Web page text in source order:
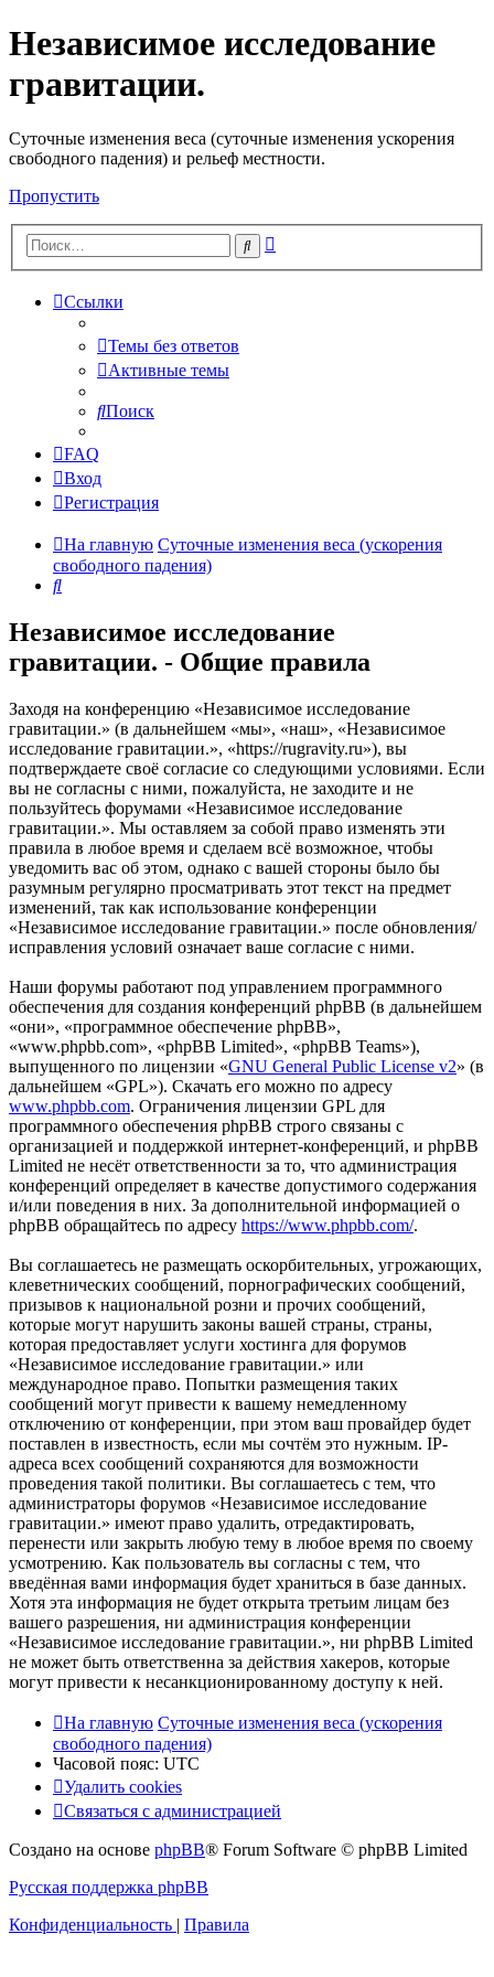
Независимое исследование
гравитации.
Cуточные изменения веса (суточные изменения ускорения
свободного падения) и рельеф местности.
Пропустить
Поиск
Ссылки
Темы без ответов
Активные темы
Поиск
FAQ
Вход
Регистрация
На главную Суточные изменения веса (ускорения
свободного падения)
Поиск
Независимое исследование
гравитации. - Общие правила
Заходя на конференцию «Независимое исследование
гравитации.» (в дальнейшем «мы», «наш», «Независимое
исследование гравитации.», «https://rugravity.ru»), вы
подтверждаете своё согласие со следующими условиями. Если
вы не согласны с ними, пожалуйста, не заходите и не
пользуйтесь форумами «Независимое исследование
гравитации.». Мы оставляем за собой право изменять эти
правила в любое время и сделаем всё возможное, чтобы
уведомить вас об этом, однако с вашей стороны было бы
разумным регулярно просматривать этот текст на предмет
изменений, так как использование конференции
«Независимое исследование гравитации.» после обновления/
исправления условий означает ваше согласие с ними.
Наши форумы работают под управлением программного
обеспечения для создания конференций phpBB (в дальнейшем
«они», «программное обеспечение phpBB»,
«www.phpbb.com», «phpBB Limited», «phpBB Teams»),
выпущенного по лицензии «GNU General Public License v2» (в
дальнейшем «GPL»). Скачать его можно по адресу
www.phpbb.com. Ограничения лицензии GPL для
программного обеспечения phpBB строго связаны с
организацией и поддержкой интернет-конференций, и phpBB
Limited не несёт ответственности за то, что администрация
конференций определяет в качестве допустимого содержания
и/или поведения в них. За дополнительной информацией о
phpBB обращайтесь по адресу https://www.phpbb.com/.
Вы соглашаетесь не размещать оскорбительных, угрожающих,
клеветнических сообщений, порнографических сообщений,
призывов к национальной розни и прочих сообщений,
которые могут нарушить законы вашей страны, страны,
которая предоставляет услуги хостинга для форумов
«Независимое исследование гравитации.» или
международное право. Попытки размещения таких
сообщений могут привести к вашему немедленному
отключению от конференции, при этом ваш провайдер будет
поставлен в известность, если мы сочтём это нужным. IP-
адреса всех сообщений сохраняются для возможности
проведения такой политики. Вы соглашаетесь с тем, что
администраторы форумов «Независимое исследование
гравитации.» имеют право удалить, отредактировать,
перенести или закрыть любую тему в любое время по своему
усмотрению. Как пользователь вы согласны с тем, что
введённая вами информация будет храниться в базе данных.
Хотя эта информация не будет открыта третьим лицам без
вашего разрешения, ни администрация конференции
«Независимое исследование гравитации.», ни phpBB Limited
не может быть ответственна за действия хакеров, которые
могут привести к несанкционированному доступу к ней.
На главную Суточные изменения веса (ускорения
свободного падения)
Часовой пояс: UTC
Удалить cookies
Связаться с администрацией
Создано на основе phpBB® Forum Software © phpBB Limited
Русская поддержка phpBB
Конфиденциальность | Правила